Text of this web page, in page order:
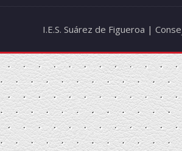
I.E.S. Suárez de Figueroa |